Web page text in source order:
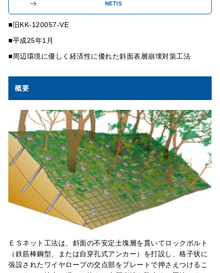
NETIS
旧KK-120057-VE
平成25年1月
周辺環境に優しく経済性に優れた斜面表層崩壊対策工法
概要
ＥＳネット工法は、斜面の不安定土塊層を貫いてロックボルト
（鉄筋棒鋼型、または自穿孔式アンカー）を打設し、格子状に
張設されたワイヤロープの交点部をプレートで押さえつけるこ